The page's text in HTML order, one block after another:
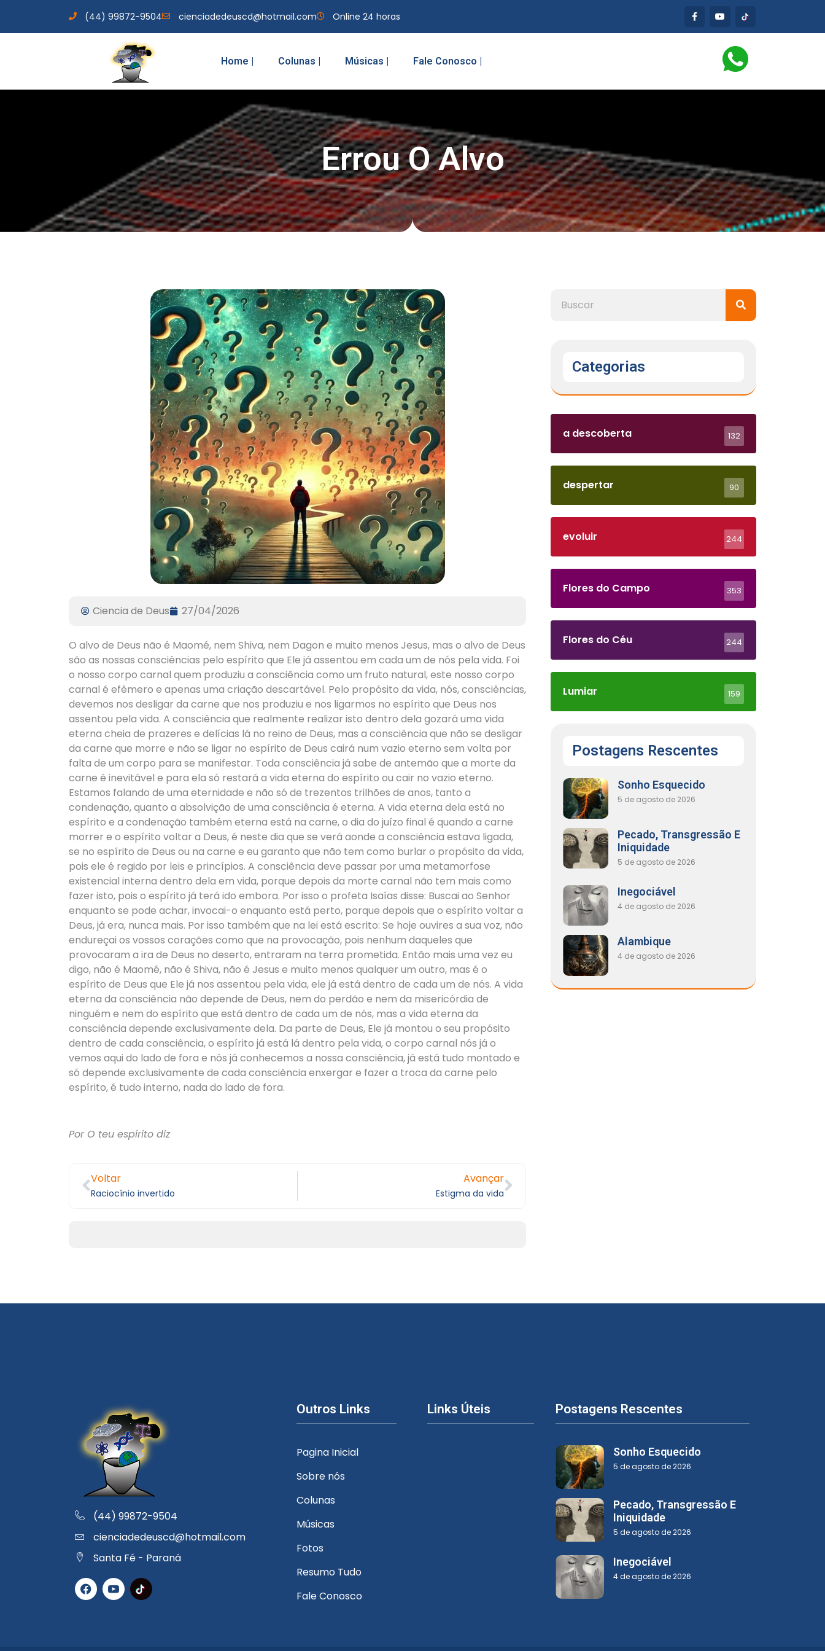
(44) 99872-9504 cienciadedeuscd@hotmail.com Online 24 horas
Home | Colunas | Músicas | Fale Conosco |
Errou O Alvo
Ciencia de Deus 27/04/2026
O alvo de Deus não é Maomé, nem Shiva, nem Dagon e muito menos Jesus, mas o alvo de Deus
são as nossas consciências pelo espírito que Ele já assentou em cada um de nós pela vida. Foi
o nosso corpo carnal quem produziu a consciência como um fruto natural, este nosso corpo
carnal é efêmero e apenas uma criação descartável. Pelo propósito da vida, nós, consciências,
devemos nos desligar da carne que nos produziu e nos ligarmos no espírito que Deus nos
assentou pela vida. A consciência que realmente realizar isto dentro dela gozará uma vida
eterna cheia de prazeres e delícias lá no reino de Deus, mas a consciência que não se desligar
da carne que morre e não se ligar no espírito de Deus cairá num vazio eterno sem volta por
falta de um corpo para se manifestar. Toda consciência já sabe de antemão que a morte da
carne é inevitável e para ela só restará a vida eterna do espírito ou cair no vazio eterno.
Estamos falando de uma eternidade e não só de trezentos trilhões de anos, tanto a
condenação, quanto a absolvição de uma consciência é eterna. A vida eterna dela está no
espírito e a condenação também eterna está na carne, o dia do juízo final é quando a carne
morrer e o espírito voltar a Deus, é neste dia que se verá aonde a consciência estava ligada,
se no espírito de Deus ou na carne e eu garanto que não tem como burlar o propósito da vida,
pois ele é regido por leis e princípios. A consciência deve passar por uma metamorfose
existencial interna dentro dela em vida, porque depois da morte carnal não tem mais como
fazer isto, pois o espírito já terá ido embora. Por isso o profeta Isaías disse: Buscai ao Senhor
enquanto se pode achar, invocai-o enquanto está perto, porque depois que o espírito voltar a
Deus, já era, nunca mais. Por isso também que na lei está escrito: Se hoje ouvires a sua voz, não
endureçai os vossos corações como que na provocação, pois nenhum daqueles que
provocaram a ira de Deus no deserto, entraram na terra prometida. Então mais uma vez eu
digo, não é Maomé, não é Shiva, não é Jesus e muito menos qualquer um outro, mas é o
espírito de Deus que Ele já nos assentou pela vida, ele já está dentro de cada um de nós. A vida
eterna da consciência não depende de Deus, nem do perdão e nem da misericórdia de
ninguém e nem do espírito que está dentro de cada um de nós, mas a vida eterna da
consciência depende exclusivamente dela. Da parte de Deus, Ele já montou o seu propósito
dentro de cada consciência, o espírito já está lá dentro pela vida, o corpo carnal nós já o
vemos aqui do lado de fora e nós já conhecemos a nossa consciência, já está tudo montado e
só depende exclusivamente de cada consciência enxergar e fazer a troca da carne pelo
espírito, é tudo interno, nada do lado de fora.
Por O teu espírito diz
Voltar
Raciocínio invertido
Avançar
Estigma da vida
Categorias
a descoberta 132
despertar 90
evoluir 244
Flores do Campo 353
Flores do Céu 244
Lumiar 159
Postagens Rescentes
Sonho Esquecido
5 de agosto de 2026
Pecado, Transgressão E
Iniquidade
5 de agosto de 2026
Inegociável
4 de agosto de 2026
Alambique
4 de agosto de 2026
(44) 99872-9504
cienciadedeuscd@hotmail.com
Santa Fé - Paraná
Outros Links
Pagina Inicial
Sobre nós
Colunas
Músicas
Fotos
Resumo Tudo
Fale Conosco
Links Úteis Postagens Rescentes
Sonho Esquecido
5 de agosto de 2026
Pecado, Transgressão E
Iniquidade
5 de agosto de 2026
Inegociável
4 de agosto de 2026